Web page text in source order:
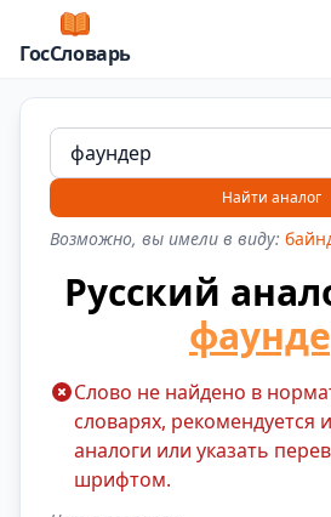
ГосСловарь
Найти аналог
Возможно, вы имели в виду:
Русский
Слово не найдено в
словарях, рекомендуется
аналоги или указать
шрифтом.